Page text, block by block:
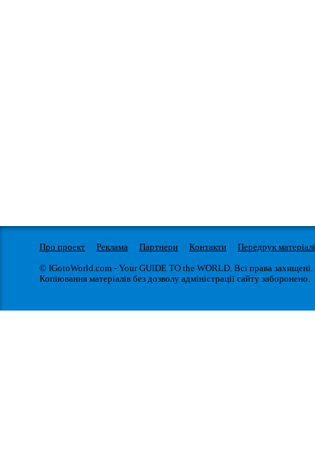
Про проект Реклама Партнери Контакти
Передрук
© IGotoWorld.com - Your GUIDE TO the WORLD. Всі права захищені.
Копіювання матеріалів без дозволу адміністрації сайту заборонено.